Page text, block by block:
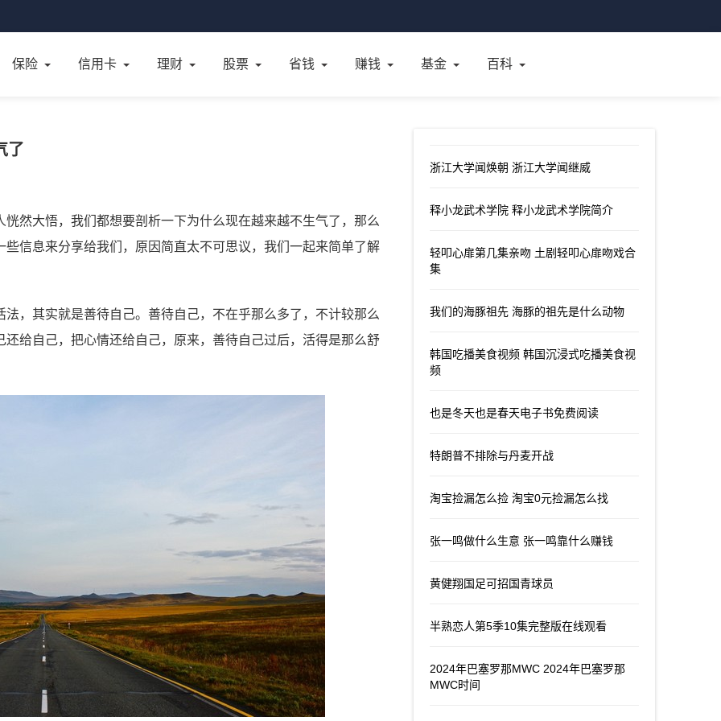
保险 信用卡 理财 股票 省钱 赚钱 基金 百科
了
然大悟，我们都想要剖析一下为什么现在越来越不生气了，那么
信息来分享给我们，原因简直太不可思议，我们一起来简单了解
，其实就是善待自己。善待自己，不在乎那么多了，不计较那么
给自己，把心情还给自己，原来，善待自己过后，活得是那么舒
浙江大学闻焕朝 浙江大学闻继威
释小龙武术学院 释小龙武术学院简介
轻叩心扉第几集亲吻 土剧轻叩心扉吻戏合
集
我们的海豚祖先 海豚的祖先是什么动物
韩国吃播美食视频 韩国沉浸式吃播美食视
频
也是冬天也是春天电子书免费阅读
特朗普不排除与丹麦开战
淘宝捡漏怎么捡 淘宝0元捡漏怎么找
张一鸣做什么生意 张一鸣靠什么赚钱
黄健翔国足可招国青球员
半熟恋人第5季10集完整版在线观看
2024年巴塞罗那MWC 2024年巴塞罗那
MWC时间